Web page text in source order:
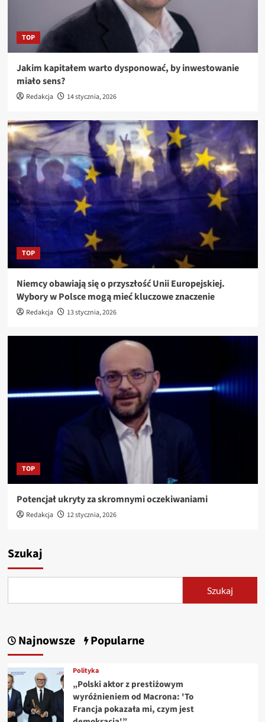
TOP
Jakim kapitałem warto dysponować, by inwestowanie
miało sens?
Redakcja 14 stycznia, 2026
TOP
Niemcy obawiają się o przyszłość Unii Europejskiej.
Wybory w Polsce mogą mieć kluczowe znaczenie
Redakcja 13 stycznia, 2026
TOP
Potencjał ukryty za skromnymi oczekiwaniami
Redakcja 12 stycznia, 2026
Szukaj
Szukaj
Najnowsze Popularne
Polityka
„Polski aktor z prestiżowym
wyróżnieniem od Macrona: 'To
Francja pokazała mi, czym jest